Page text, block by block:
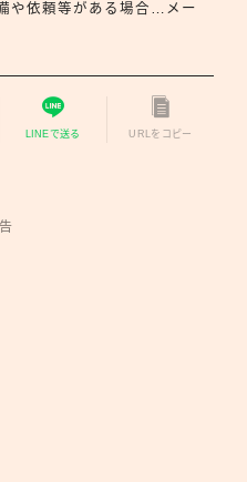
や依頼等がある場合…メー
LINEで送る URLをコピー